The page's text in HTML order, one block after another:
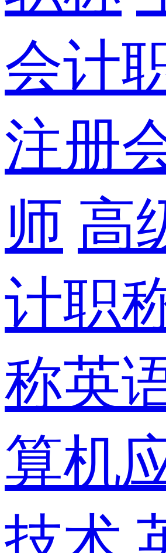
会计
注册
师 高
计职
称英
算机